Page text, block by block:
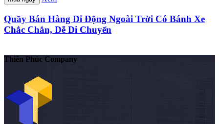
Quầy Bán Hàng Di Động Ngoài Trời Có Bánh Xe
Chắc Chắn, Dễ Di Chuyển
Thiên Phúc Company